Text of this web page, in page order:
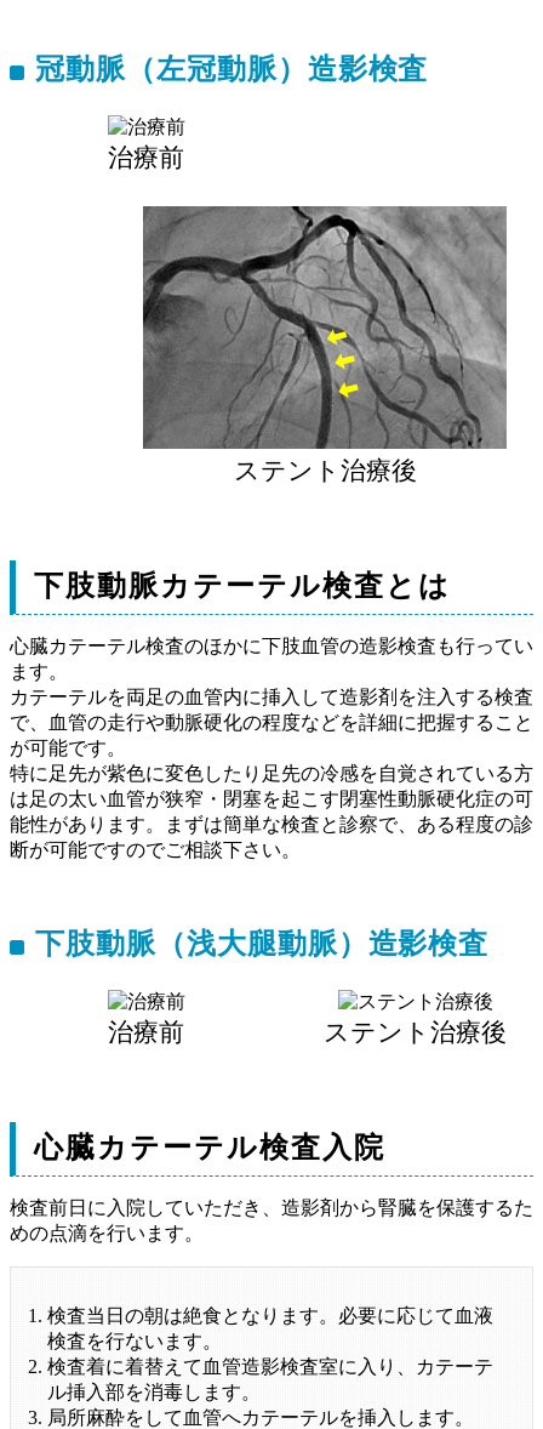
冠動脈（左冠動脈）造影検査
治療前
ステント治療後
下肢動脈カテーテル検査とは
心臓カテーテル検査のほかに下肢血管の造影検査も行ってい
ます。
カテーテルを両足の血管内に挿入して造影剤を注入する検査
で、血管の走行や動脈硬化の程度などを詳細に把握すること
が可能です。
特に足先が紫色に変色したり足先の冷感を自覚されている方
は足の太い血管が狭窄・閉塞を起こす閉塞性動脈硬化症の可
能性があります。まずは簡単な検査と診察で、ある程度の診
断が可能ですのでご相談下さい。
下肢動脈（浅大腿動脈）造影検査
治療前 ステント治療後
心臓カテーテル検査入院
検査前日に入院していただき、造影剤から腎臓を保護するた
めの点滴を行います。
検査当日の朝は絶食となります。必要に応じて血液
検査を行ないます。
検査着に着替えて血管造影検査室に入り、カテーテ
ル挿入部を消毒します。
局所麻酔をして血管へカテーテルを挿入します。